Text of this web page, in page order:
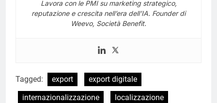
Lavora con le PMI su marketing strategico,
reputazione e crescita nell’era dell’IA. Founder di
Weevo, Società Benefit.
Tagged: export
export digitale
internazionalizzazione
localizzazione